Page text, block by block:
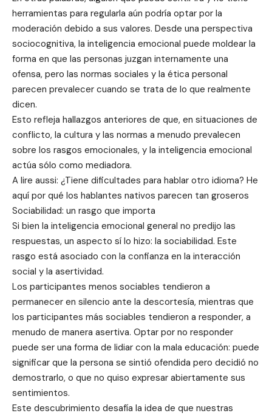
herramientas para regularla aún podría optar por la
moderación debido a sus valores. Desde una perspectiva
sociocognitiva, la inteligencia emocional puede moldear la
forma en que las personas juzgan internamente una
ofensa, pero las normas sociales y la ética personal
parecen prevalecer cuando se trata de lo que realmente
dicen.
Esto refleja hallazgos anteriores de que, en situaciones de
conflicto, la cultura y las normas a menudo prevalecen
sobre los rasgos emocionales, y la inteligencia emocional
actúa sólo como mediadora.
A lire aussi: ¿Tiene dificultades para hablar otro idioma? He
aquí por qué los hablantes nativos parecen tan groseros
Sociabilidad: un rasgo que importa
Si bien la inteligencia emocional general no predijo las
respuestas, un aspecto sí lo hizo: la sociabilidad. Este
rasgo está asociado con la confianza en la interacción
social y la asertividad.
Los participantes menos sociables tendieron a
permanecer en silencio ante la descortesía, mientras que
los participantes más sociables tendieron a responder, a
menudo de manera asertiva. Optar por no responder
puede ser una forma de lidiar con la mala educación: puede
significar que la persona se sintió ofendida pero decidió no
demostrarlo, o que no quiso expresar abiertamente sus
sentimientos.
Este descubrimiento desafía la idea de que nuestras